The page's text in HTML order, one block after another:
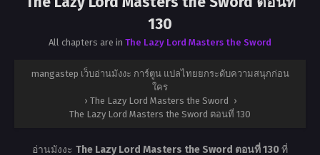
130
All chapters are in The Lazy Lord Masters the Sword
mangastep เว็บอ่านมังงะ การ์ตูน แปลไทยยกระดับความสนุกก่อน
ใคร
› The Lazy Lord Masters the Sword ›
The Lazy Lord Masters the Sword ตอนที่ 130
อ่านมังงะ The Lazy Lord Masters the Sword ตอนที่ 130ที่